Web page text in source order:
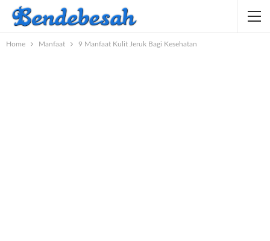
Home Manfaat 9 Manfaat Kulit Jeruk Bagi Kesehatan